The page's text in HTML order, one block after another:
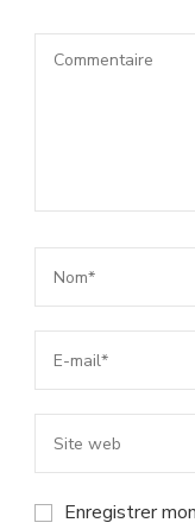
Enregistrer